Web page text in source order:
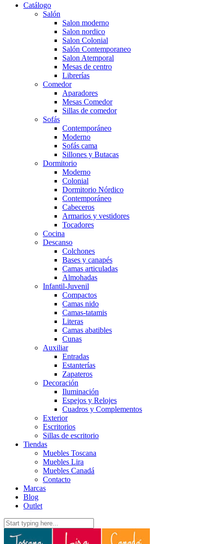
Catálogo
Salón
Salon moderno
Salon nordico
Salon Colonial
Salón Contemporaneo
Salon Atemporal
Mesas de centro
Librerías
Comedor
Aparadores
Mesas Comedor
Sillas de comedor
Sofás
Contemporáneo
Moderno
Sofás cama
Sillones y Butacas
Dormitorio
Moderno
Colonial
Dormitorio Nórdico
Contemporáneo
Cabeceros
Armarios y vestidores
Tocadores
Cocina
Descanso
Colchones
Bases y canapés
Camas articuladas
Almohadas
Infantil-Juvenil
Compactos
Camas nido
Camas-tatamis
Literas
Camas abatibles
Cunas
Auxiliar
Entradas
Estanterías
Zapateros
Decoración
Iluminación
Espejos y Relojes
Cuadros y Complementos
Exterior
Escritorios
Sillas de escritorio
Tiendas
Muebles Toscana
Muebles Lira
Muebles Canadá
Contacto
Marcas
Blog
Outlet